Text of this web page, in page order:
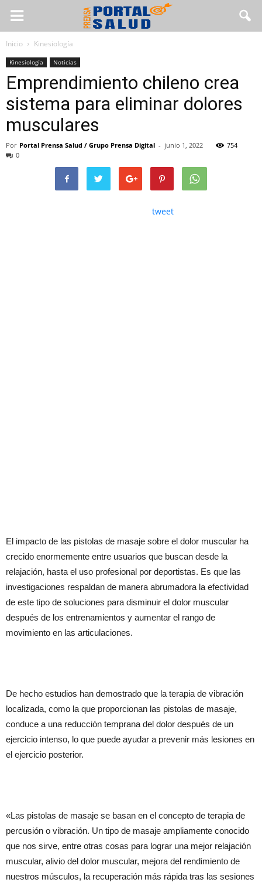
Inicio Kinesiología
Kinesiología Noticias
Emprendimiento chileno crea
sistema para eliminar dolores
musculares
Por Portal Prensa Salud / Grupo Prensa Digital - junio 1, 2022
754
0
tweet
El impacto de las pistolas de masaje sobre el dolor muscular ha
crecido enormemente entre usuarios que buscan desde la
relajación, hasta el uso profesional por deportistas. Es que las
investigaciones respaldan de manera abrumadora la efectividad
de este tipo de soluciones para disminuir el dolor muscular
después de los entrenamientos y aumentar el rango de
movimiento en las articulaciones.
De hecho estudios han demostrado que la terapia de vibración
localizada, como la que proporcionan las pistolas de masaje,
conduce a una reducción temprana del dolor después de un
ejercicio intenso, lo que puede ayudar a prevenir más lesiones en
el ejercicio posterior.
«Las pistolas de masaje se basan en el concepto de terapia de
percusión o vibración. Un tipo de masaje ampliamente conocido
que nos sirve, entre otras cosas para lograr una mejor relajación
muscular, alivio del dolor muscular, mejora del rendimiento de
nuestros músculos, la recuperación más rápida tras las sesiones